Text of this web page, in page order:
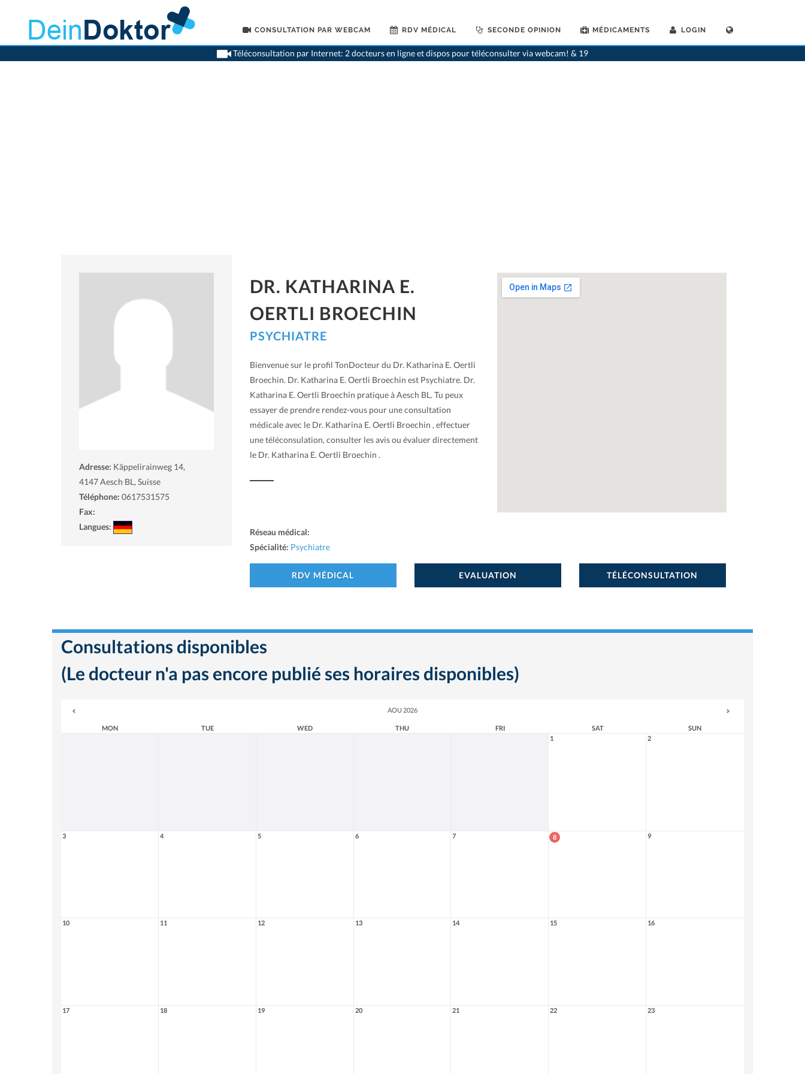
CONSULTATION PAR WEBCAM RDV MÉDICAL SECONDE OPINION MÉDICAMENTS LOGIN
Téléconsultation par Internet: 2 docteurs en ligne et dispos pour téléconsulter via webcam! & 19
>Psychiatres>Aesch BL>Dr. Katharina E. Oertli Broechin>Rendez-vous avec Dr. Katharina-E. Oertli-Broechin
Adresse: Käppelirainweg 14,
4147Aesch BL, Suisse
Téléphone: 0617531575
Fax:
Langues:
DR. KATHARINA E.
OERTLI BROECHIN
PSYCHIATRE
Bienvenue sur le profil TonDocteur du Dr. Katharina E. Oertli
Broechin. Dr. Katharina E. Oertli Broechin est Psychiatre. Dr.
Katharina E. Oertli Broechin pratique à Aesch BL. Tu peux
essayer de prendre rendez-vous pour une consultation
médicale avec le Dr. Katharina E. Oertli Broechin , effectuer
une téléconsulation, consulter les avis ou évaluer directement
le Dr. Katharina E. Oertli Broechin .
Réseau médical:
Spécialité: Psychiatre
RDV MÉDICAL EVALUATION TÉLÉCONSULTATION
Consultations disponibles
(Le docteur n'a pas encore publié ses horaires disponibles)
AOU 2026
MON TUE WED THU FRI SAT
SUN
1
2
3 4 5 6 7 8 9
10 11 12 13 14 15 16
17 18 19 20 21 22 23